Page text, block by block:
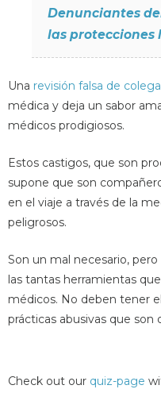
Denunciantes
las protecciones
Una revisión falsa de
médica y deja un sabor
médicos prodigiosos.
Estos castigos, que son
supone que son
en el viaje a través de la
peligrosos.
Son un mal necesario,
las tantas herramientas
médicos. No deben tener
prácticas abusivas que son
Check out our quiz-page